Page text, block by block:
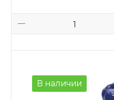
В наличии